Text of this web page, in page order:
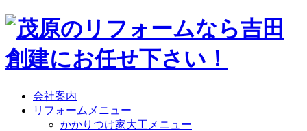
会社案内
リフォームメニュー
かかりつけ家大工メニュー